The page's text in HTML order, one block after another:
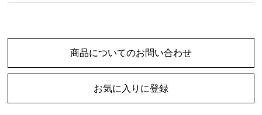
商品についてのお問い合わせ
お気に入りに登録